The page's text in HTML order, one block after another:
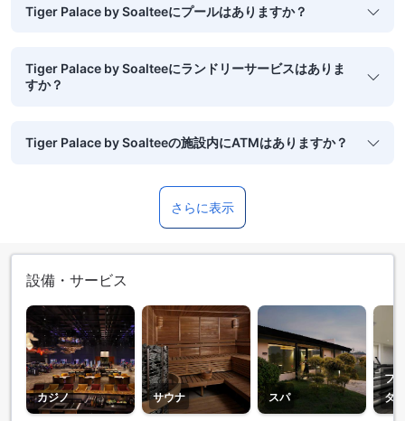
Tiger Palace by Soalteeにプールはありますか？
Tiger Palace by Soalteeにランドリーサービスはありま
すか？
Tiger Palace by Soalteeの施設内にATMはありますか？
さらに表示
設備・サービス
カジノ サウナ スパ
フ
ター